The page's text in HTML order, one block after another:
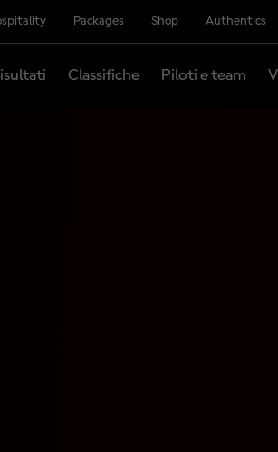
Packages Shop Authentics
Classifiche Piloti e team